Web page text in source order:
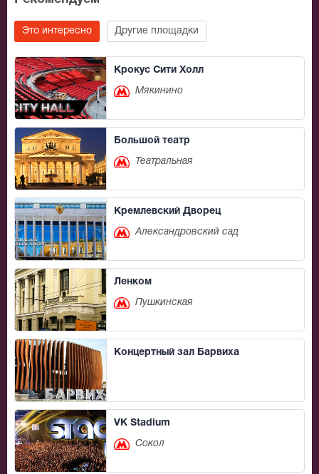
Это интересно Другие площадки
Крокус Сити Холл
Мякинино
Большой театр
Театральная
Кремлевский Дворец
Александровский сад
Ленком
Пушкинская
Концертный зал Барвиха
VK Stadium
Сокол